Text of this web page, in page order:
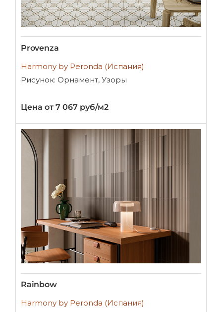
Provenza
Harmony by Peronda (Испания)
Рисунок: Орнамент, Узоры
Цена от 7 067 руб/м2
Rainbow
Harmony by Peronda (Испания)